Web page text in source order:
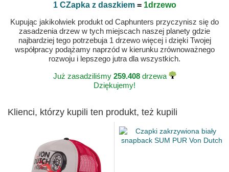
1 CZapka z daszkiem= 1drzewo
Kupując jakikolwiek produkt od Caphunters przyczynisz się do
zasadzenia drzew w tych miejscach naszej planety gdzie
najbardziej tego potrzebuja 1 drzewo więcej i dzięki Twojej
współpracy podążamy naprzód w kierunku zrównoważnego
rozwoju i lepszego jutra dla wszystkich.
Już zasadziliśmy 259.408drzewa
Dziękujemy!
Klienci, którzy kupili ten produkt, też kupili